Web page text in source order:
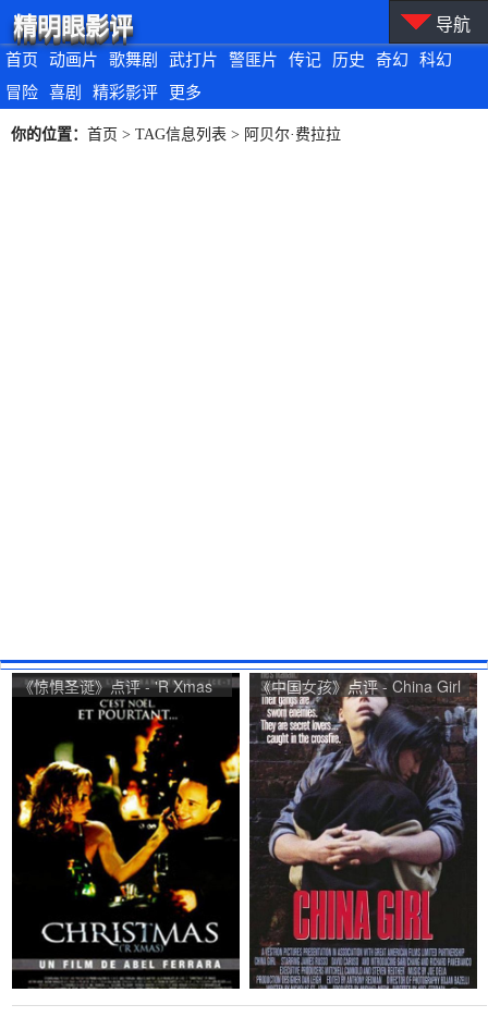
首页 动画片 歌舞剧 武打片 警匪片 传记 历史 奇幻
科幻
冒险
喜剧 精彩影评 更多
精明眼影评 导航
你的位置： 首页 > TAG信息列表 > 阿贝尔·费拉拉
《惊惧圣诞》点评 - 'R Xmas
网友评价
《中国女孩》点评 - China Girl
网友评价